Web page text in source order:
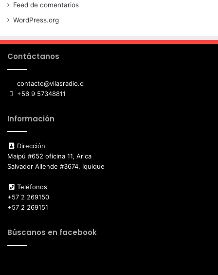
Feed de comentarios
WordPress.org
Contáctanos
contacto@vilasradio.cl
+56 9 57348811
Información
Dirección
Maipú #652 oficina 11, Arica
Salvador Allende #3674, Iquique
Teléfonos
+57 2 269150
+57 2 269151
Búscanos en facebook